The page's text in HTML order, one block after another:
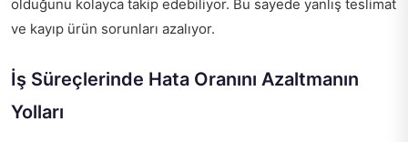
olduğunu kolayca takip edebiliyor. Bu sayede yanlış teslimat
ve kayıp ürün sorunları azalıyor.
İş Süreçlerinde Hata Oranını Azaltmanın
Yolları